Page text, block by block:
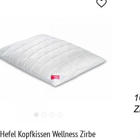
Hefel Kopfkissen Wellness Zirbe